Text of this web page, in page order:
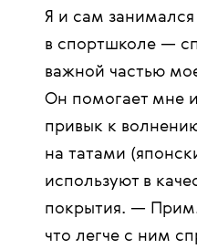
Я и сам
в спортшколе —
важной частью
Он помогает мне
привык к
на татами
используют в
покрытия. —
что легче с ним